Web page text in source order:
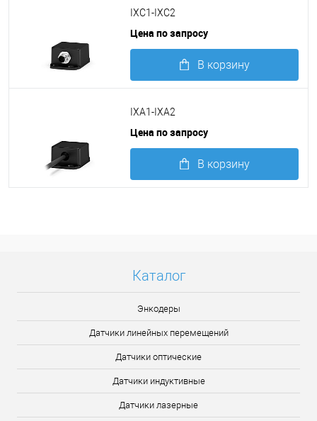
IXC1-IXC2
Цена по запросу
В корзину
IXA1-IXA2
Цена по запросу
В корзину
Каталог
Энкодеры
Датчики линейных перемещений
Датчики оптические
Датчики индуктивные
Датчики лазерные